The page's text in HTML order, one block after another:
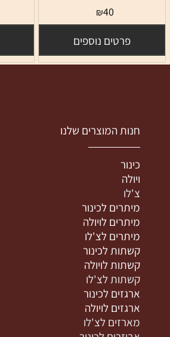
₪40
פרטים נוספים
חנות המוצרים שלנו
כינור
ויולה
צ'לו
מיתרים לכינור
מיתרים לויולה
מיתרים לצ'לו
קשתות לכינור
קשתות לויולה
קשתות לצ'לו
ארגזים לכינור
ארגזים לויולה
מארזים לצ'לו